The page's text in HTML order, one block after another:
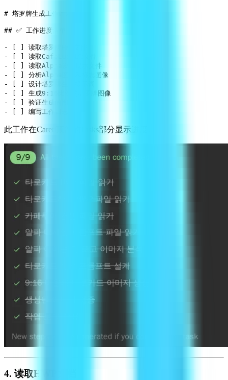
# 塔罗牌生成工作计划
## ✅ 工作进度清单
- [ ] 读取塔罗牌HWP文件
- [ ] 读取CafeLua概念文件
- [ ] 读取Alpha设计提示文件
- [ ] 分析Alpha图标和标志图像
- [ ] 设计塔罗牌生成提示词
- [ ] 生成9:16比例的塔罗牌图像
- [ ] 验证生成的图像
此工作在Careti顶部的Tasks部分显示进度。
4. 读取HWP文档